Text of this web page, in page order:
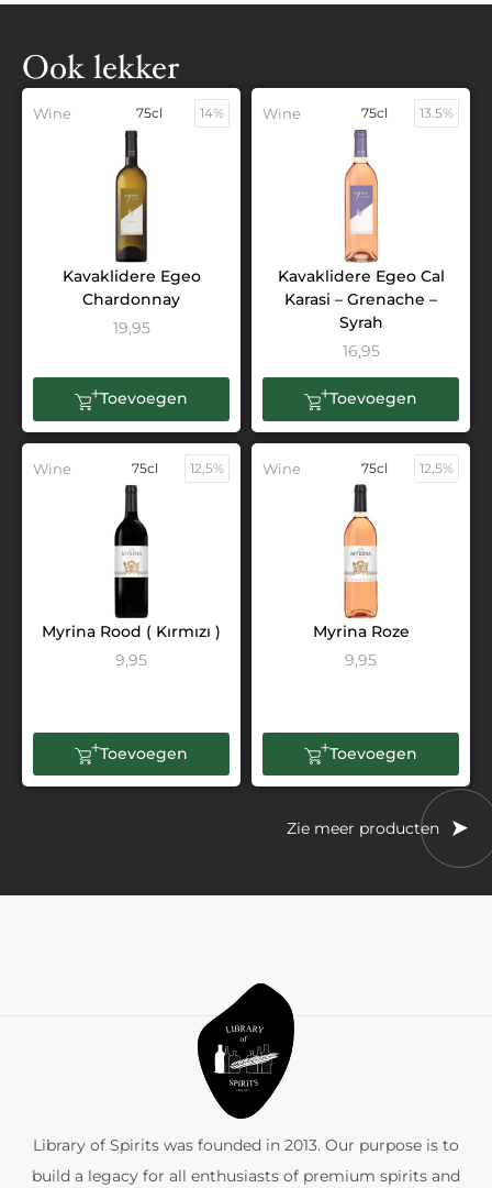
Ook lekker
Wine 75cl 14%
Kavaklidere Egeo
Chardonnay
19,95
Toevoegen
Wine 75cl 13.5%
Kavaklidere Egeo Cal
Karasi – Grenache –
Syrah
16,95
Toevoegen
Wine 75cl 12,5%
Myrina Rood ( Kırmızı )
9,95
Toevoegen
Wine 75cl 12,5%
Myrina Roze
9,95
Toevoegen
Zie meer producten
Library of Spirits was founded in 2013. Our purpose is to
build a legacy for all enthusiasts of premium spirits and